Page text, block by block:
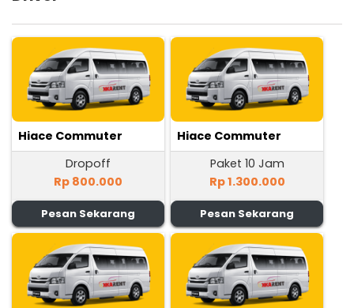
Hiace Commuter
Dropoff
Rp 800.000
Pesan Sekarang
Hiace Commuter
Paket 10 Jam
Rp 1.300.000
Pesan Sekarang